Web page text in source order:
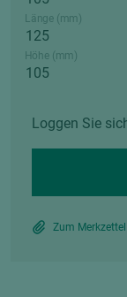
Länge (mm)
Höhe (mm)
Loggen Sie
Zum